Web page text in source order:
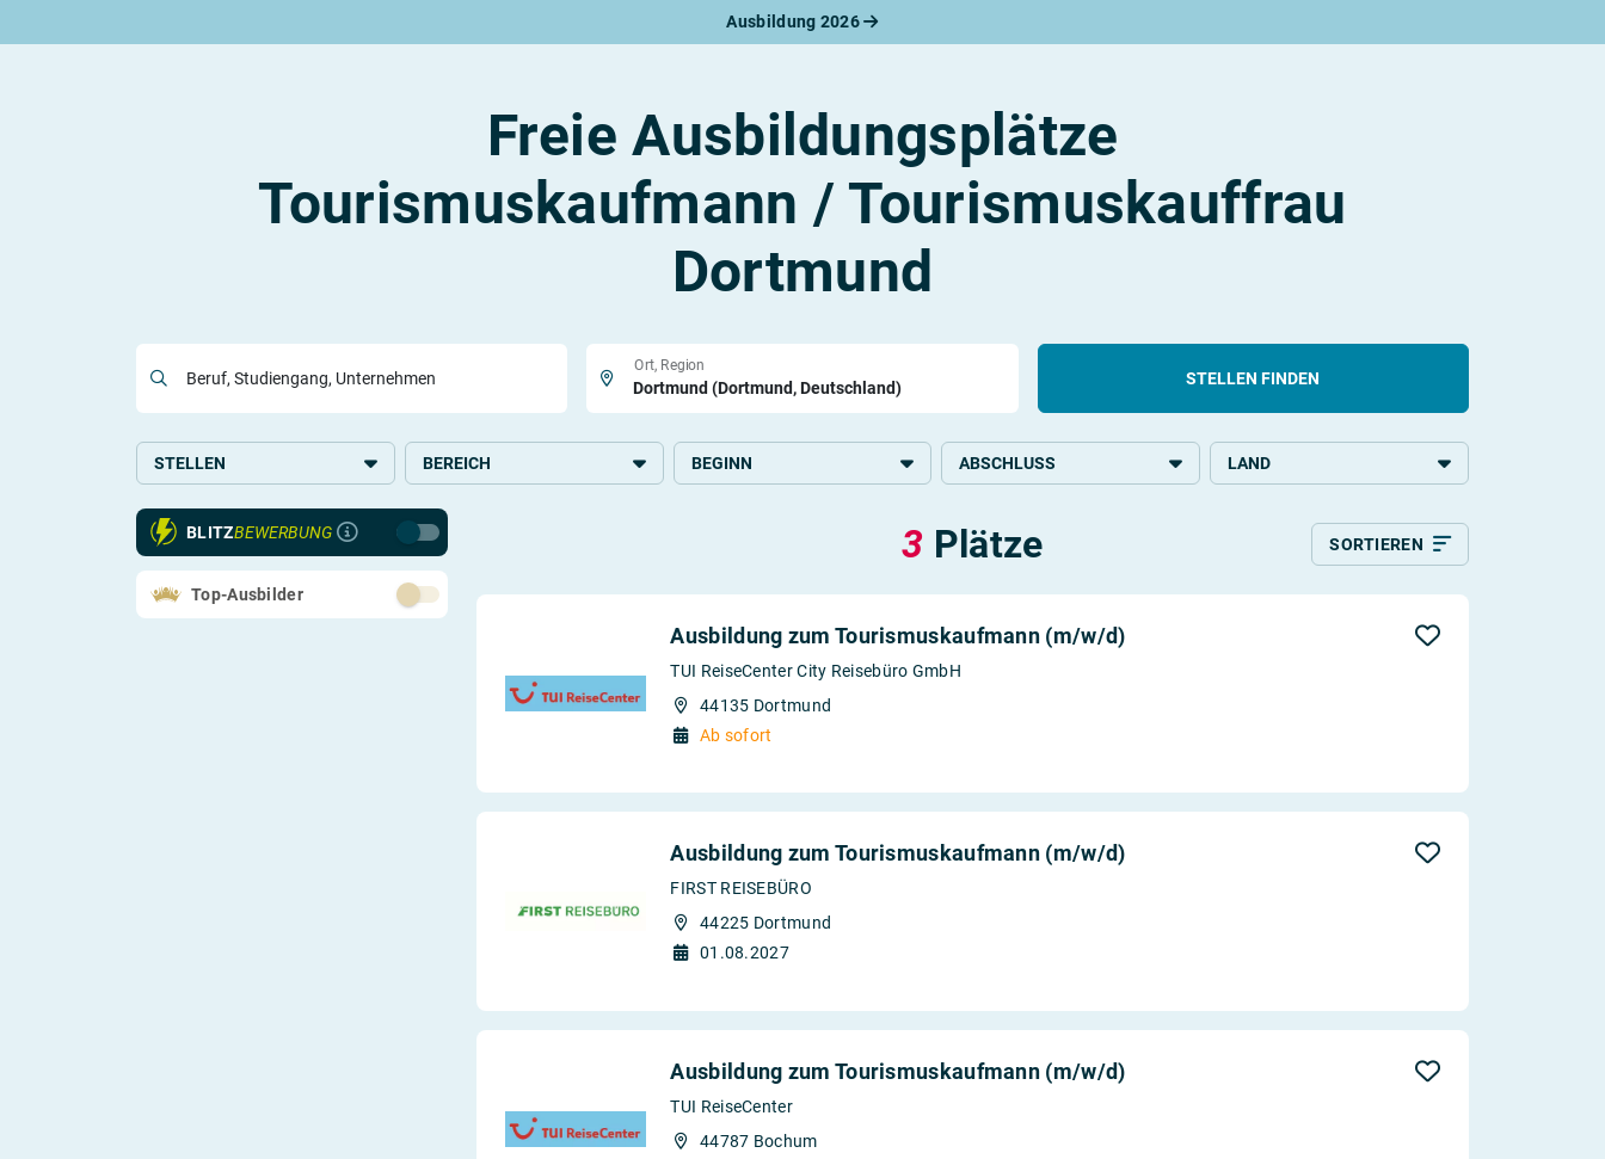
Ausbildung 2026
Rund um die Ausbildung
Lass dich finden
Rund um das duale StudiumRund um Berufe
Berufe nach Themen
Bewerbungsratgeber
Vorlagen
Online-Bewerbung
Vorstellungsgespräch
Bewerbungs-Check
Freie Ausbildungsplätze
Tourismuskaufmann / Tourismuskauffrau
Dortmund
Beruf, Studiengang, Unternehmen
Ort, Region
STELLEN FINDEN
STELLEN
Ausbildung
BEREICH
Freizeit und Tourismus
Kaufmännisches, Büro und
Verwaltung
BEGINN ABSCHLUSS
Mittlere Schulbildung
LAND
Deutschland
BLITZBEWERBUNG
Top-Ausbilder
3 Plätze SORTIEREN
Ausbildung zum Tourismuskaufmann (m/w/d)
TUI ReiseCenter City Reisebüro GmbH
44135 Dortmund
Ab sofort
Ausbildung zum Tourismuskaufmann (m/w/d)
FIRST REISEBÜRO
44225 Dortmund
01.08.2027
Ausbildung zum Tourismuskaufmann (m/w/d)
TUI ReiseCenter
44787 Bochum